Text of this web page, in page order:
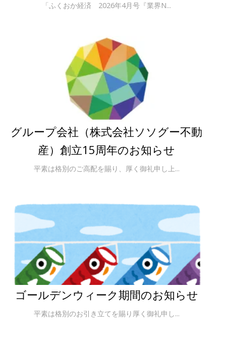
「ふくおか経済 2026年4月号『業界N...
グループ会社（株式会社ソソグー不動
産）創立15周年のお知らせ
平素は格別のご高配を賜り、厚く御礼申し上...
ゴールデンウィーク期間のお知らせ
平素は格別のお引き立てを賜り厚く御礼申し...